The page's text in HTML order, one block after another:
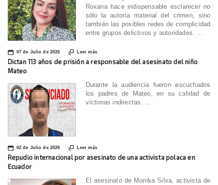
Roxana hace indispensable esclarecer no
sólo la autoría material del crimen, sino
también las posibles redes de complicidad
entre grupos delictivos y autoridades. ...
📅 07 de Julio de 2026  Leer más
Dictan 113 años de prisión a responsable del asesinato del niño
Mateo
Durante la audiencia fueron escuchados
los padres de Mateo, en su calidad de
víctimas indirectas. ...
📅 02 de Julio de 2026  Leer más
Repudio internacional por asesinato de una activista polaca en
Ecuador
El asesinato de Monika Silva, activista de